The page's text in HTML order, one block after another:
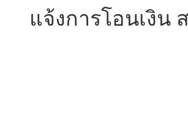
แจ้งการโอนเงิน